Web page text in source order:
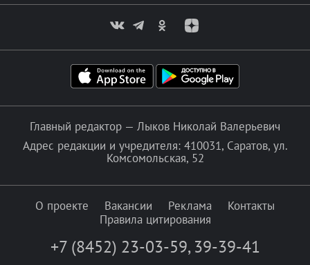
Главный редактор — Лыков Николай Валерьевич
Адрес редакции и учредителя: 410031, Саратов, ул.
Комсомольская, 52
О проекте Вакансии Реклама
Контакты
Правила цитирования
+7 (8452) 23-03-59, 39-39-41